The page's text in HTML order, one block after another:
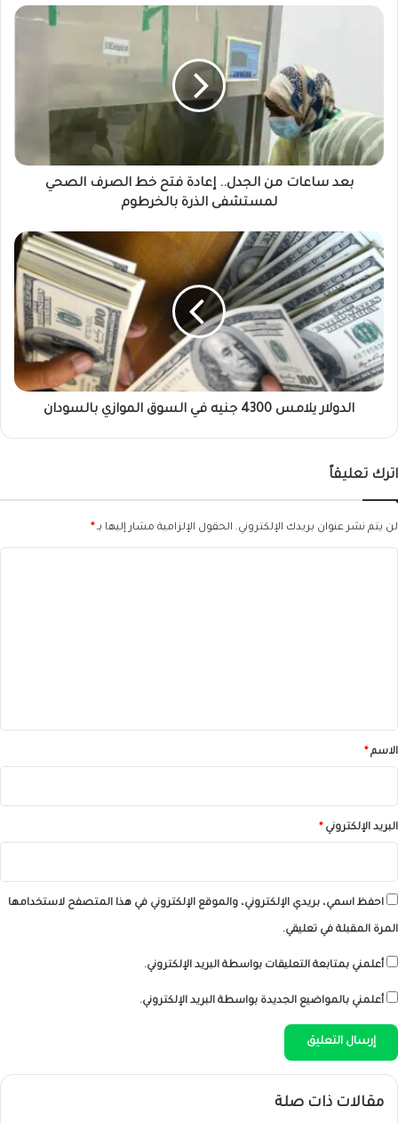
بعد
خط
الصرف
الصحي
لمستشفىبعد ساعات من الجدل.. إعادة فتح خط الصرف الصحي
لمستشفى الذرة بالخرطوم
الدولار
يلامس
4300
جنيه
في
السوق
الموازي
بالسودان
الدولار يلامس 4300 جنيه في السوق الموازي بالسودان
اترك تعليقاً
لن يتم نشر عنوان بريدك الإلكتروني. الحقول الإلزامية مشار إليها بـ*
*الاسم*
البريد الإلكتروني*
احفظ اسمي، بريدي الإلكتروني، والموقع الإلكتروني في هذا المتصفح لاستخدامها
المرة المقبلة في تعليقي.
أعلمني بمتابعة التعليقات بواسطة البريد الإلكتروني.
أعلمني بالمواضيع الجديدة بواسطة البريد الإلكتروني.
مقالات ذات صلة